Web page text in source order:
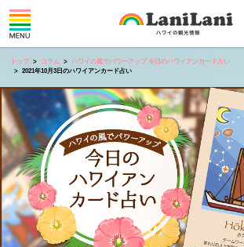
トップ コラム
ハワイの風でパワーアップ 今日のハワイアンカード占い
2021年10月3日のハワイアンカード占い